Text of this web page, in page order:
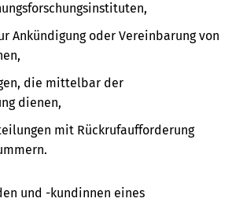
Ankündigung oder Vereinbarung von
die mittelbar der
dienen,
mit Rückrufaufforderung
und -kundinnen eines